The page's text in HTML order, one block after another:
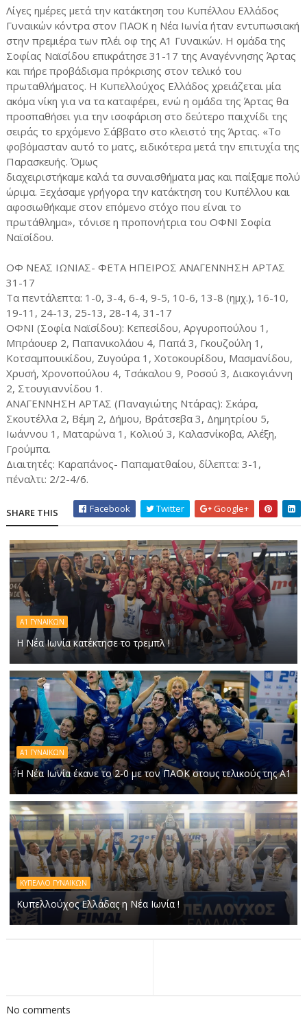
Λίγες ημέρες μετά την κατάκτηση του Κυπέλλου Ελλάδος
Γυναικών κόντρα στον ΠΑΟΚ η Νέα Ιωνία ήταν εντυπωσιακή
στην πρεμιέρα των πλέι οφ της Α1 Γυναικών. Η ομάδα της
Σοφίας Ναϊσίδου επικράτησε 31-17 της Αναγέννησης Άρτας
και πήρε προβάδισμα πρόκρισης στον τελικό του
πρωταθλήματος. Η Κυπελλούχος Ελλάδος χρειάζεται μία
ακόμα νίκη για να τα καταφέρει, ενώ η ομάδα της Άρτας θα
προσπαθήσει για την ισοφάριση στο δεύτερο παιχνίδι της
σειράς το ερχόμενο Σάββατο στο κλειστό της Άρτας. «Το
φοβόμασταν αυτό το ματς, ειδικότερα μετά την επιτυχία της
Παρασκευής. Όμως
διαχειριστήκαμε καλά τα συναισθήματα μας και παίξαμε πολύ
ώριμα. Ξεχάσαμε γρήγορα την κατάκτηση του Κυπέλλου και
αφοσιωθήκαμε στον επόμενο στόχο που είναι το
πρωτάθλημα», τόνισε η προπονήτρια του ΟΦΝΙ Σοφία
Ναϊσίδου.
ΟΦ ΝΕΑΣ ΙΩΝΙΑΣ- ΦΕΤΑ ΗΠΕΙΡΟΣ ΑΝΑΓΕΝΝΗΣΗ ΑΡΤΑΣ
31-17
Τα πεντάλεπτα: 1-0, 3-4, 6-4, 9-5, 10-6, 13-8 (ημχ.), 16-10,
19-11, 24-13, 25-13, 28-14, 31-17
ΟΦΝΙ (Σοφία Ναϊσίδου): Κεπεσίδου, Αργυροπούλου 1,
Μπράουερ 2, Παπανικολάου 4, Παπά 3, Γκουζούλη 1,
Κοτσαμπουικίδου, Ζυγούρα 1, Χοτοκουρίδου, Μασμανίδου,
Χρυσή, Χρονοπούλου 4, Τσάκαλου 9, Ροσού 3, Διακογιάννη
2, Στουγιαννίδου 1.
ΑΝΑΓΕΝΝΗΣΗ ΑΡΤΑΣ (Παναγιώτης Ντάρας): Σκάρα,
Σκουτέλλα 2, Βέμη 2, Δήμου, Βράτσεβα 3, Δημητρίου 5,
Ιωάννου 1, Ματαρώνα 1, Κολιού 3, Καλασνίκοβα, Αλέξη,
Γρούμπα.
Διαιτητές: Καραπάνος- Παπαματθαίου, δίλεπτα: 3-1,
πέναλτι: 2/2-4/6.
SHARE THIS Facebook Twitter Google+
Α1 ΓΥΝΑΙΚΩΝ
Η Νέα Ιωνία κατέκτησε το τρεμπλ !
Α1 ΓΥΝΑΙΚΩΝ
Η Νέα Ιωνία έκανε το 2-0 με τον ΠΑΟΚ στους τελικούς της Α1
ΚΥΠΕΛΛΟ ΓΥΝΑΙΚΩΝ
Κυπελλούχος Ελλάδας η Νέα Ιωνία !
No comments